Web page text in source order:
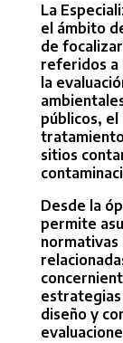
La
el ámbito
de
referidos a
la
públicos, el
sitios
Desde la
permite
normativas
estrategias
diseño y